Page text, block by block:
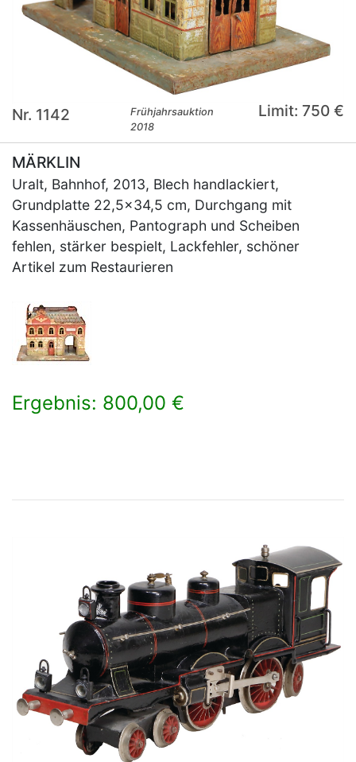
Nr. 1142
Frühjahrsauktion
2018
Limit: 750 €
MÄRKLIN
Uralt, Bahnhof, 2013, Blech handlackiert,
Grundplatte 22,5x34,5 cm, Durchgang mit
Kassenhäuschen, Pantograph und Scheiben
fehlen, stärker bespielt, Lackfehler, schöner
Artikel zum Restaurieren
Ergebnis: 800,00 €